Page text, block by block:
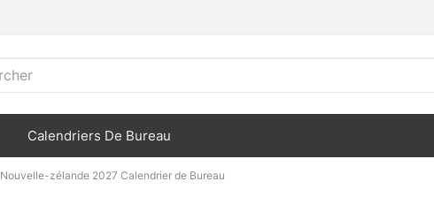
Calendriers De Bureau
Nouvelle-zélande 2027 Calendrier de Bureau